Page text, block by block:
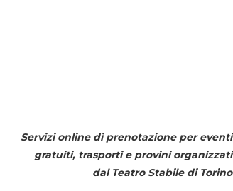
Servizi online di prenotazione per eventi
gratuiti, trasporti e provini organizzati
dal Teatro Stabile di Torino